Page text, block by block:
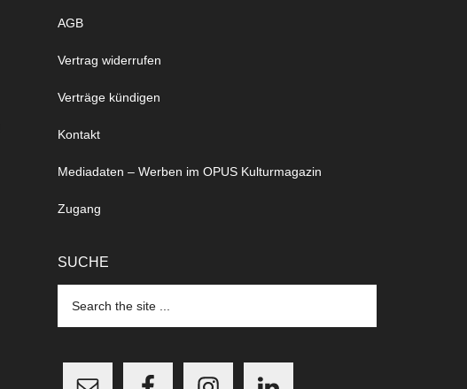
AGB
Vertrag widerrufen
Verträge kündigen
Kontakt
Mediadaten – Werben im OPUS Kulturmagazin
Zugang
SUCHE
the